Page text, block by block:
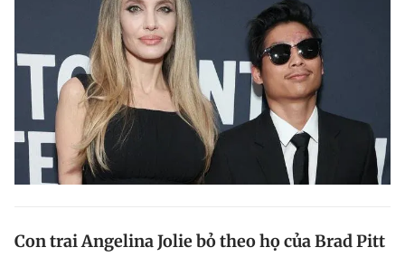
Giấy phép xuất bản số 110/GP - BTTTT cấp ngày 24.3.2020
© 2003-2026 Bản quyền thuộc về Báo Thanh Niên. Cấm sao chép
dưới mọi hình thức nếu không có sự chấp thuận bằng văn bản.
Phát triển bởi ePi Technologies, JSC.
Con trai Angelina Jolie bỏ theo họ của Brad Pitt